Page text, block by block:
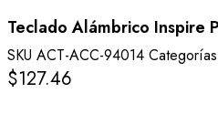
Teclado Alámbrico Inspire
SKU ACT-ACC-94014 Categorías
$127.46